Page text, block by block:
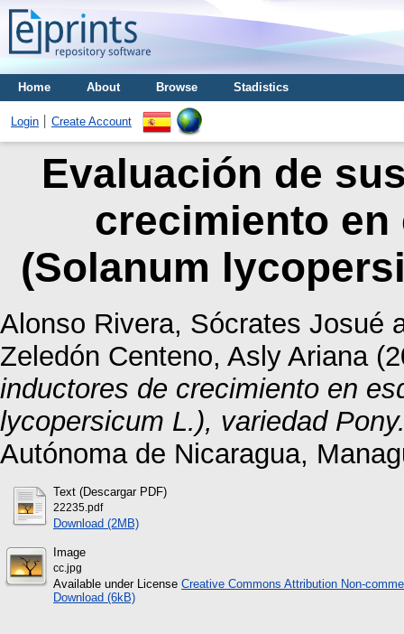
Home About Browse Stadistics
Login Create Account
Evaluación de
crecimiento en
(Solanum
Alonso Rivera, Sócrates Josué
Zeledón Centeno, Asly Ariana
inductores de crecimiento en
lycopersicum L.), variedad
Autónoma de Nicaragua,
Text (Descargar PDF)
22235.pdf
Download (2MB)
Image
cc.jpg
Available under License Creative Commons Attribution Non-
Download (6kB)